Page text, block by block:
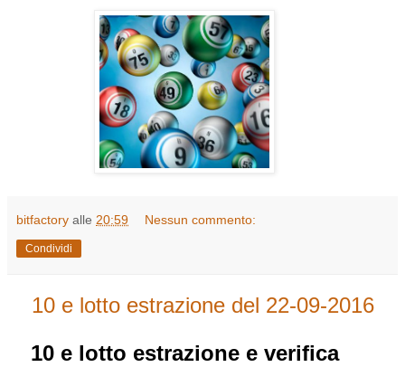
bitfactory alle 20:59 Nessun commento:
Condividi
10 e lotto estrazione del 22-09-2016
10 e lotto estrazione e verifica